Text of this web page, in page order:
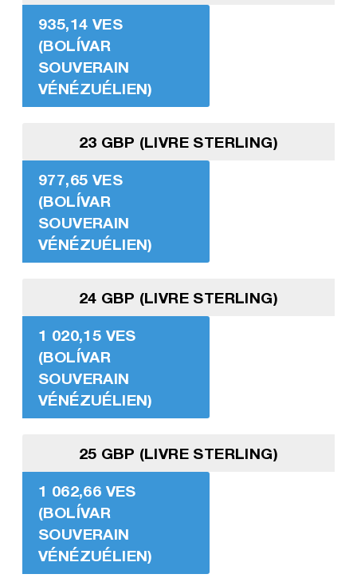
935,14 VES
(BOLÍVAR
SOUVERAIN
VÉNÉZUÉLIEN)
23 GBP (LIVRE STERLING)
977,65 VES
(BOLÍVAR
SOUVERAIN
VÉNÉZUÉLIEN)
24 GBP (LIVRE STERLING)
1 020,15 VES
(BOLÍVAR
SOUVERAIN
VÉNÉZUÉLIEN)
25 GBP (LIVRE STERLING)
1 062,66 VES
(BOLÍVAR
SOUVERAIN
VÉNÉZUÉLIEN)